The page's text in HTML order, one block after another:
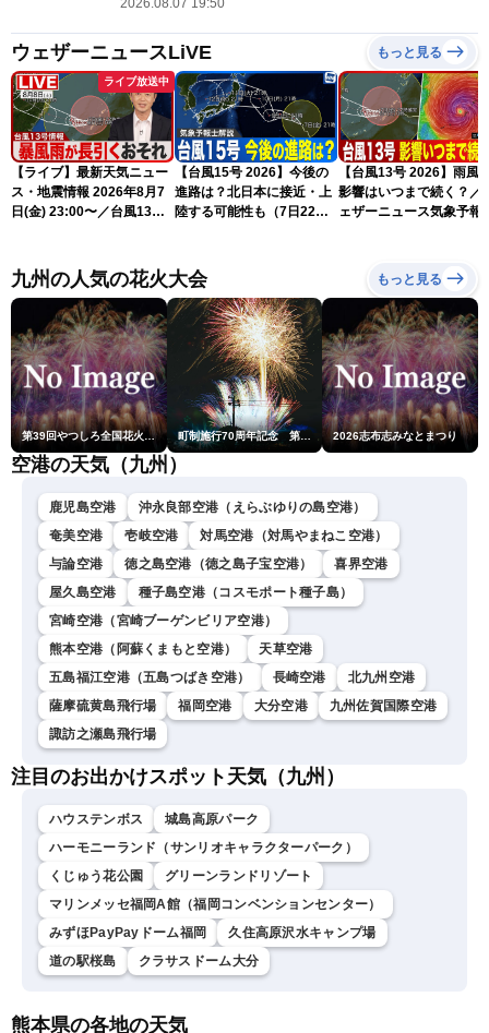
2026.08.07 19:50
ウェザーニュースLiVE もっと見る
ライブ放送中
【ライブ】最新天気ニュー
ス・地震情報 2026年8月7
日(金) 23:00〜／台風13号
【台風15号 2026】今後の
進路は？北日本に接近・上
陸する可能性も（7日22時
【台風13号 2026】雨風
影響はいつまで続く？／
ェザーニュース気象予報
九州の人気の花火大会 もっと見る
第39回やつしろ全国花火競技大会 町制施行70周年記念 第48回南種子町ロケット祭 2026志布志みなとまつり
空港の天気（九州）
鹿児島空港
沖永良部空港（えらぶゆりの島空港）
奄美空港
壱岐空港
対馬空港（対馬やまねこ空港）
与論空港
徳之島空港（徳之島子宝空港）
喜界空港
屋久島空港
種子島空港（コスモポート種子島）
宮崎空港（宮崎ブーゲンビリア空港）
熊本空港（阿蘇くまもと空港）
天草空港
五島福江空港（五島つばき空港）
長崎空港
北九州空港
薩摩硫黄島飛行場
福岡空港 大分空港
九州佐賀国際空港
諏訪之瀬島飛行場
注目のお出かけスポット天気（九州）
ハウステンボス
城島高原パーク
ハーモニーランド（サンリオキャラクターパーク）
くじゅう花公園
グリーンランドリゾート
マリンメッセ福岡A館（福岡コンベンションセンター）
みずほPayPayドーム福岡
久住高原沢水キャンプ場
道の駅桜島
クラサスドーム大分
熊本県の各地の天気